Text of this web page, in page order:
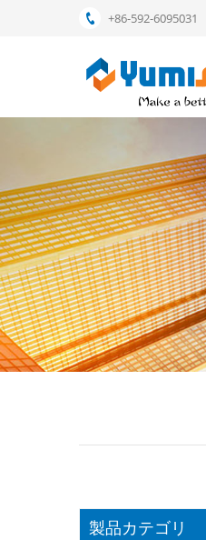
+86-592-6095031
製品カテゴリ